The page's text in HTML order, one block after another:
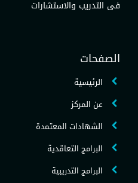
فى التدريب والاستشارات
الصفحات
الرئيسية
عن المركز
الشهادات المعتمدة
البرامج التعاقدية
البرامج التدريبية